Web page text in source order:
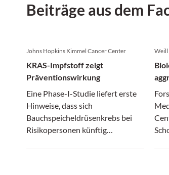
Beiträge aus dem
Johns Hopkins Kimmel Cancer Center
KRAS-Impfstoff zeigt
Präventionswirkung
Eine Phase-I-Studie liefert erste
Hinweise, dass sich
Bauchspeicheldrüsenkrebs bei
Risikopersonen künftig
Weill